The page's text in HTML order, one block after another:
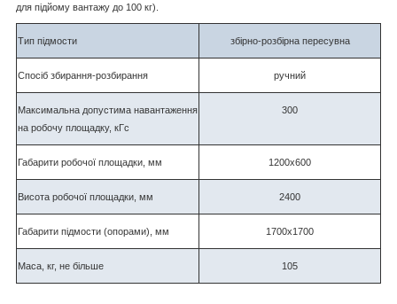
для підйому вантажу до 100 кг).
Тип підмости збірно-розбірна пересувна
Спосіб збирання-розбирання ручний
Максимальна допустима навантаження
на робочу площадку, кГс
300
Габарити робочої площадки, мм 1200х600
Висота робочої площадки, мм 2400
Габарити підмости (опорами), мм 1700х1700
Маса, кг, не більше 105